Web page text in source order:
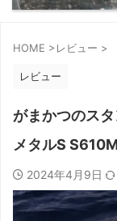
HOME >レビュー >
レビュー
がまかつのス
メタルS
2024年4月9日